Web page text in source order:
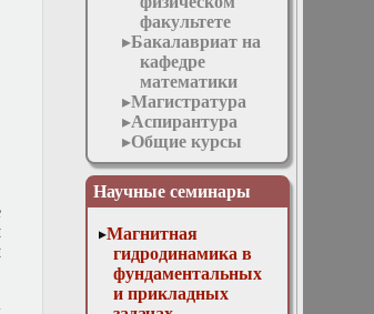
факультете
Бакалавриат на
кафедре
математики
Магистратура
Аспирантура
Общие курсы
Специальные
курсы
Абстрактные
уравнения с
приложениями
в
математической
Научные семинары
Магнитная
гидродинамика в
фундаментальных
и прикладных